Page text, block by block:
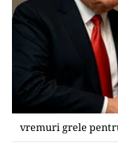
vremuri grele